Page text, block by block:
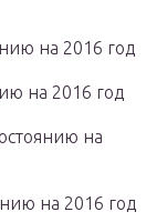
на 2016 год
на 2016 год
на
на 2016 год